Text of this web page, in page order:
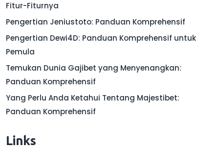
Fitur-Fiturnya
Pengertian Jeniustoto: Panduan Komprehensif
Pengertian Dewi4D: Panduan Komprehensif untuk
Pemula
Temukan Dunia Gajibet yang Menyenangkan:
Panduan Komprehensif
Yang Perlu Anda Ketahui Tentang Majestibet:
Panduan Komprehensif
Links